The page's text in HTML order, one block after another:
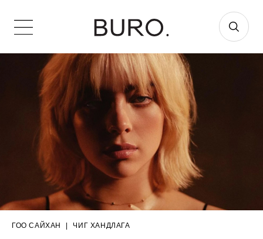
ГОО САЙХАН ЧИГ ХАНДЛАГА